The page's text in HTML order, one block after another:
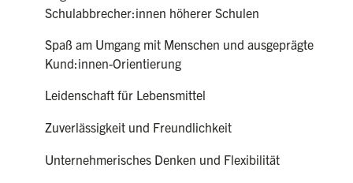
Schulabbrecher:innen höherer Schulen
Spaß am Umgang mit Menschen und ausgeprägte
Kund:innen-Orientierung
Leidenschaft für Lebensmittel
Zuverlässigkeit und Freundlichkeit
Unternehmerisches Denken und Flexibilität